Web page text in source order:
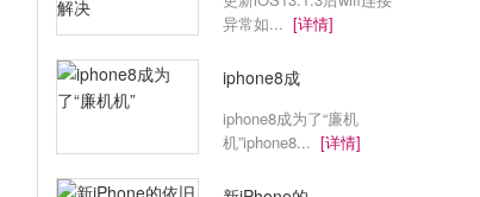
异常如... [详情]
iphone8成
iphone8成为了“廉机
机”iphone8... [详情]